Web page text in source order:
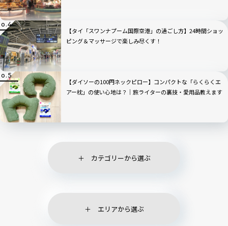
【タイ「スワンナプーム国際空港」の過ごし方】24時間ショッ
ピング＆マッサージで楽しみ尽くす！
【ダイソーの100円ネックピロー】コンパクトな「らくらくエ
アー枕」の使い心地は？｜旅ライターの裏技・愛用品教えます
カテゴリーから選ぶ
エリアから選ぶ